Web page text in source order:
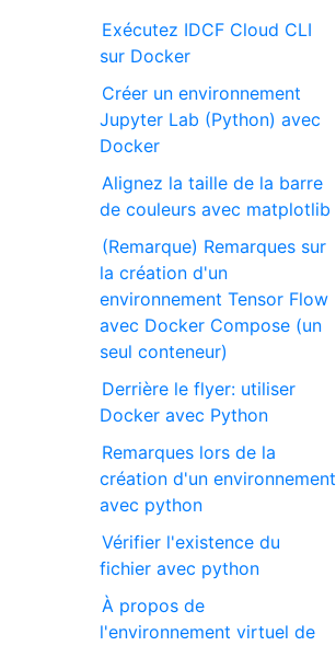
Exécutez IDCF Cloud CLI
sur Docker
Créer un environnement
Jupyter Lab (Python) avec
Docker
Alignez la taille de la barre
de couleurs avec matplotlib
(Remarque) Remarques sur
la création d'un
environnement Tensor Flow
avec Docker Compose (un
seul conteneur)
Derrière le flyer: utiliser
Docker avec Python
Remarques lors de la
création d'un environnement
avec python
Vérifier l'existence du
fichier avec python
À propos de
l'environnement virtuel de